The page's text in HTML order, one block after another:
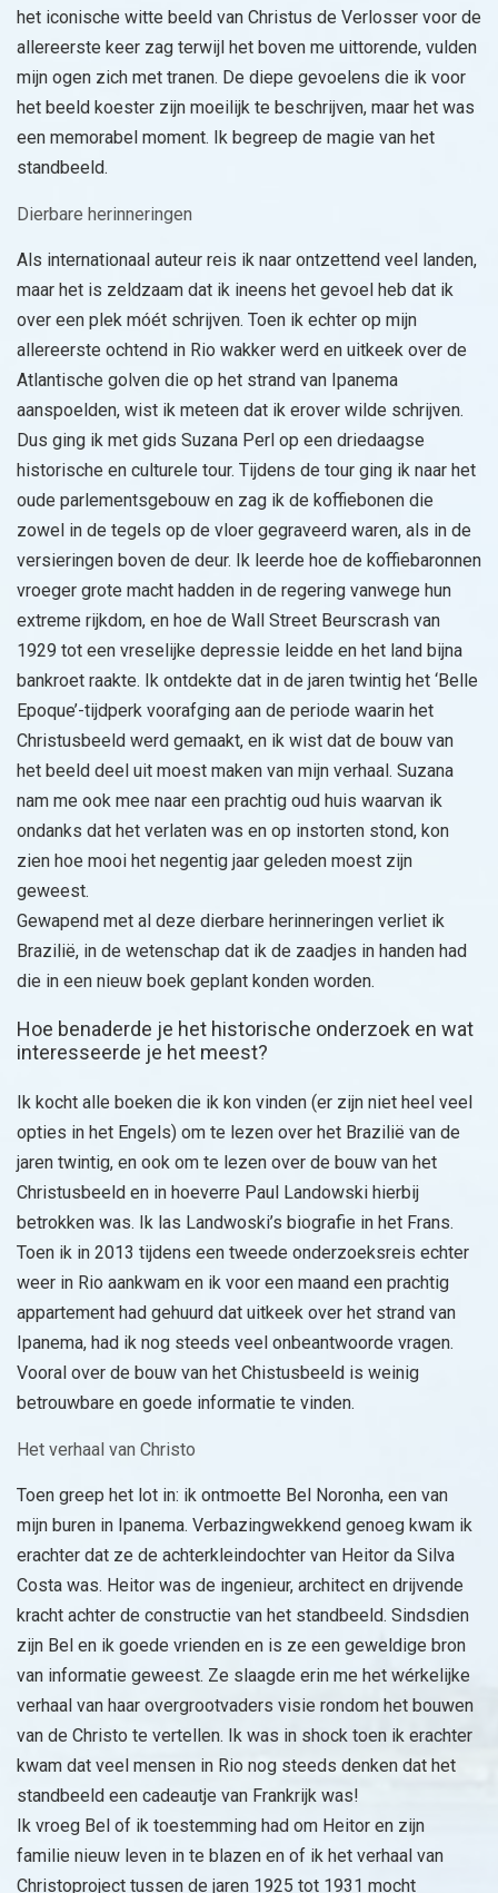
het iconische witte beeld van Christus de Verlosser voor de
allereerste keer zag terwijl het boven me uittorende, vulden
mijn ogen zich met tranen. De diepe gevoelens die ik voor
het beeld koester zijn moeilijk te beschrijven, maar het was
een memorabel moment. Ik begreep de magie van het
standbeeld.
Dierbare herinneringen
Als internationaal auteur reis ik naar ontzettend veel landen,
maar het is zeldzaam dat ik ineens het gevoel heb dat ik
over een plek móét schrijven. Toen ik echter op mijn
allereerste ochtend in Rio wakker werd en uitkeek over de
Atlantische golven die op het strand van Ipanema
aanspoelden, wist ik meteen dat ik erover wilde schrijven.
Dus ging ik met gids Suzana Perl op een driedaagse
historische en culturele tour. Tijdens de tour ging ik naar het
oude parlementsgebouw en zag ik de koffiebonen die
zowel in de tegels op de vloer gegraveerd waren, als in de
versieringen boven de deur. Ik leerde hoe de koffiebaronnen
vroeger grote macht hadden in de regering vanwege hun
extreme rijkdom, en hoe de Wall Street Beurscrash van
1929 tot een vreselijke depressie leidde en het land bijna
bankroet raakte. Ik ontdekte dat in de jaren twintig het ‘Belle
Epoque’-tijdperk voorafging aan de periode waarin het
Christusbeeld werd gemaakt, en ik wist dat de bouw van
het beeld deel uit moest maken van mijn verhaal. Suzana
nam me ook mee naar een prachtig oud huis waarvan ik
ondanks dat het verlaten was en op instorten stond, kon
zien hoe mooi het negentig jaar geleden moest zijn
geweest.
Gewapend met al deze dierbare herinneringen verliet ik
Brazilië, in de wetenschap dat ik de zaadjes in handen had
die in een nieuw boek geplant konden worden.
Hoe benaderde je het historische onderzoek en wat
interesseerde je het meest?
Ik kocht alle boeken die ik kon vinden (er zijn niet heel veel
opties in het Engels) om te lezen over het Brazilië van de
jaren twintig, en ook om te lezen over de bouw van het
Christusbeeld en in hoeverre Paul Landowski hierbij
betrokken was. Ik las Landwoski’s biografie in het Frans.
Toen ik in 2013 tijdens een tweede onderzoeksreis echter
weer in Rio aankwam en ik voor een maand een prachtig
appartement had gehuurd dat uitkeek over het strand van
Ipanema, had ik nog steeds veel onbeantwoorde vragen.
Vooral over de bouw van het Chistusbeeld is weinig
betrouwbare en goede informatie te vinden.
Het verhaal van Christo
Toen greep het lot in: ik ontmoette Bel Noronha, een van
mijn buren in Ipanema. Verbazingwekkend genoeg kwam ik
erachter dat ze de achterkleindochter van Heitor da Silva
Costa was. Heitor was de ingenieur, architect en drijvende
kracht achter de constructie van het standbeeld. Sindsdien
zijn Bel en ik goede vrienden en is ze een geweldige bron
van informatie geweest. Ze slaagde erin me het wérkelijke
verhaal van haar overgrootvaders visie rondom het bouwen
van de Christo te vertellen. Ik was in shock toen ik erachter
kwam dat veel mensen in Rio nog steeds denken dat het
standbeeld een cadeautje van Frankrijk was!
Ik vroeg Bel of ik toestemming had om Heitor en zijn
familie nieuw leven in te blazen en of ik het verhaal van
Christoproject tussen de jaren 1925 tot 1931 mocht